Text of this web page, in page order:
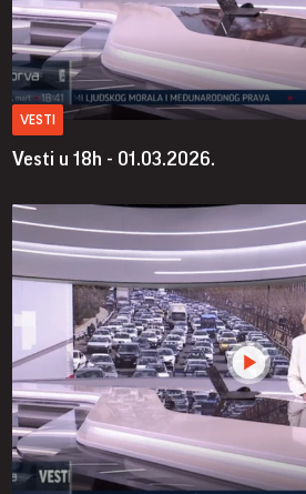
VESTI
Vesti u 18h - 01.03.2026.